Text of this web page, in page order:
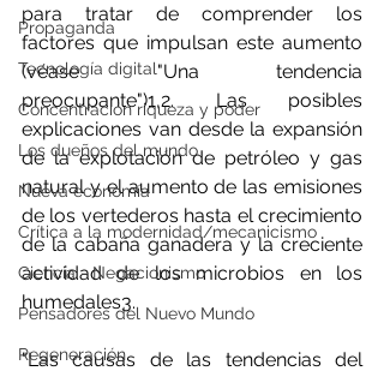
Propaganda
Tecnología digital
Concentración riqueza y poder
Los dueños del mundo
Nueva economía
Crítica a la modernidad/mecanicismo
Ciencia - Negacionismo
Pensadores del Nuevo Mundo
Regeneración
para tratar de comprender los
factores que impulsan este aumento
(véase "Una tendencia
preocupante")1,2. Las posibles
explicaciones van desde la expansión
de la explotación de petróleo y gas
natural y el aumento de las emisiones
de los vertederos hasta el crecimiento
de la cabaña ganadera y la creciente
actividad de los microbios en los
humedales3.
"Las causas de las tendencias del